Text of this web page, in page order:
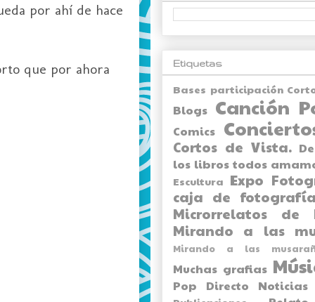
por ahí de hace
que por ahora
Etiquetas
Bases participación
Blogs Canción
Comics
Cortos de Vista.
los libros todos
Escultura Expo
caja de
Microrrelatos de
Mirando a las
Mirando a las
Muchas grafias
Pop Directo Noticias